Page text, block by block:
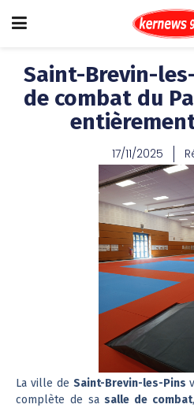
Saint-Brevin-
de combat du
17/11/2025
La ville de Saint-Brevin-les-Pins
complète de sasalle de combat